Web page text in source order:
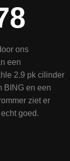
ons
een
2.9 pk cilinder
BING en een
ziet er
goed.